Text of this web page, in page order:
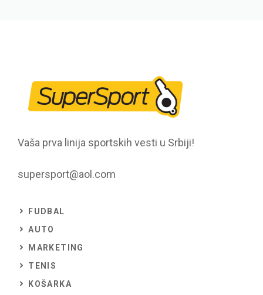
Vaša prva linija sportskih vesti u Srbiji!
supersport@aol.com
FUDBAL
AUTO
MARKETING
TENIS
KOŠARKA